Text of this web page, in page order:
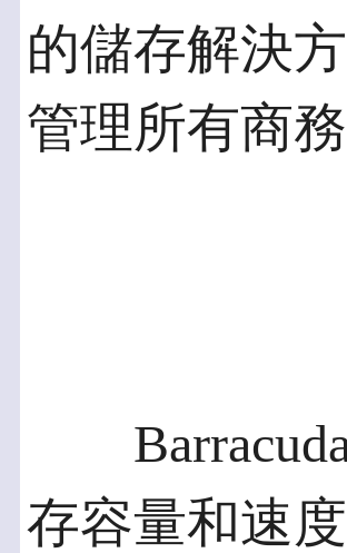
的儲存解決
管理所有商
Barracuda
存容量和速